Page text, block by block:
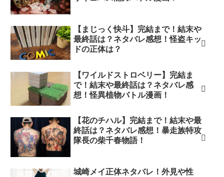
【まじっく快斗】完結まで！結末や
最終話は？ネタバレ感想！怪盗キッ
ドの正体は？
【ワイルドストロベリー】完結ま
で！結末や最終話は？ネタバレ感
想！怪異植物バトル漫画！
【花のチハル】完結まで！結末や最
終話は？ネタバレ感想！暴走族特攻
隊長の柴千春物語！
城崎メイ正体ネタバレ！外見や性